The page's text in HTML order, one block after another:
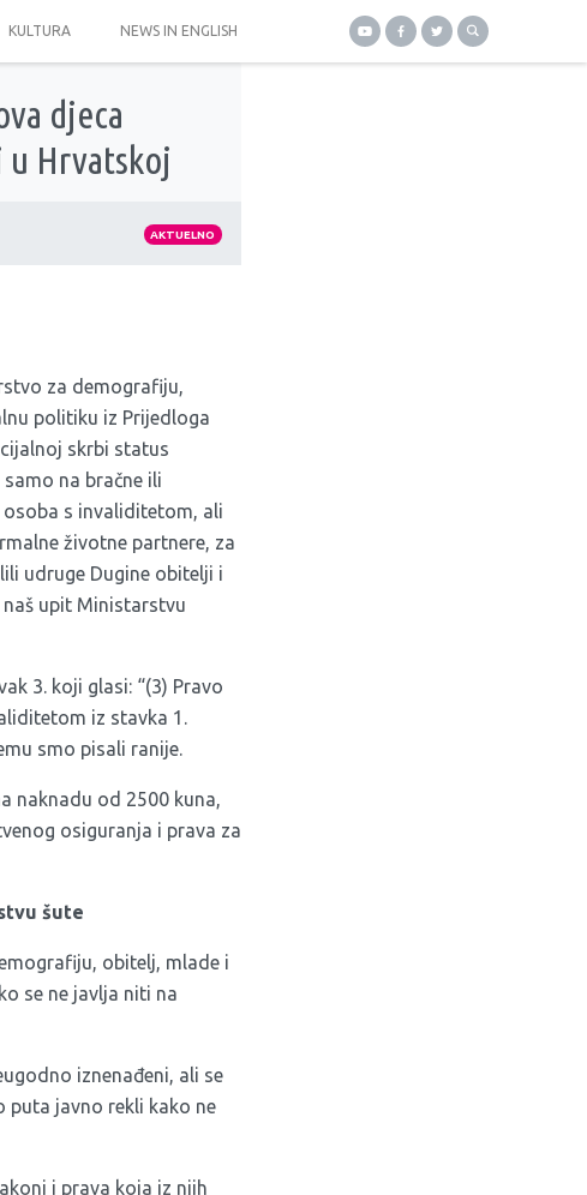
KULTURA NEWS IN ENGLISH
djeca
u Hrvatskoj
AKTUELNO
za demografiju,
politiku iz Prijedloga
skrbi status
na bračne ili
osoba s invaliditetom, ali
životne partnere, za
udruge Dugine obitelji i
upit Ministarstvu
3. koji glasi: “(3) Pravo
iz stavka 1.
smo pisali ranije.
naknadu od 2500 kuna,
osiguranja i prava za
šute
obitelj, mlade i
se ne javlja niti na
iznenađeni, ali se
puta javno rekli kako ne
i prava koja iz njih